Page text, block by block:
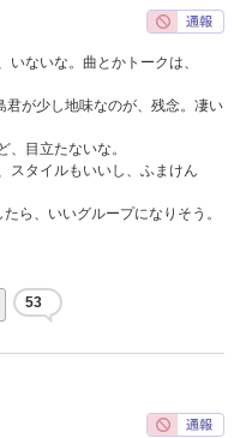
ないな。曲とかトークは、
が少し地味なのが、残念。凄い
、目立たないな。
スタイルもいいし、ふまけん
ら、いいグループになりそう。
53